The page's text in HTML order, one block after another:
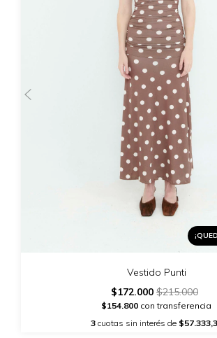
Vestido Punti
$172.000 $215.000
$154.800 con transferencia
3cuotas sin interés de